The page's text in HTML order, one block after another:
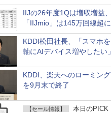
る」
IIJの26年度1Qは増収増益、
「IIJmio」は145万回線超に
KDDI松田社長、「スマホを
軸にAIデバイス増やしたい」
KDDI、楽天へのローミング
を9月末で終了
【セール情報】
本日のPICK